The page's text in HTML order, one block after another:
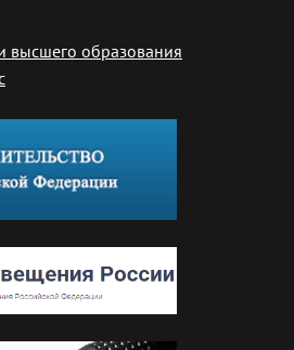
высшего образования